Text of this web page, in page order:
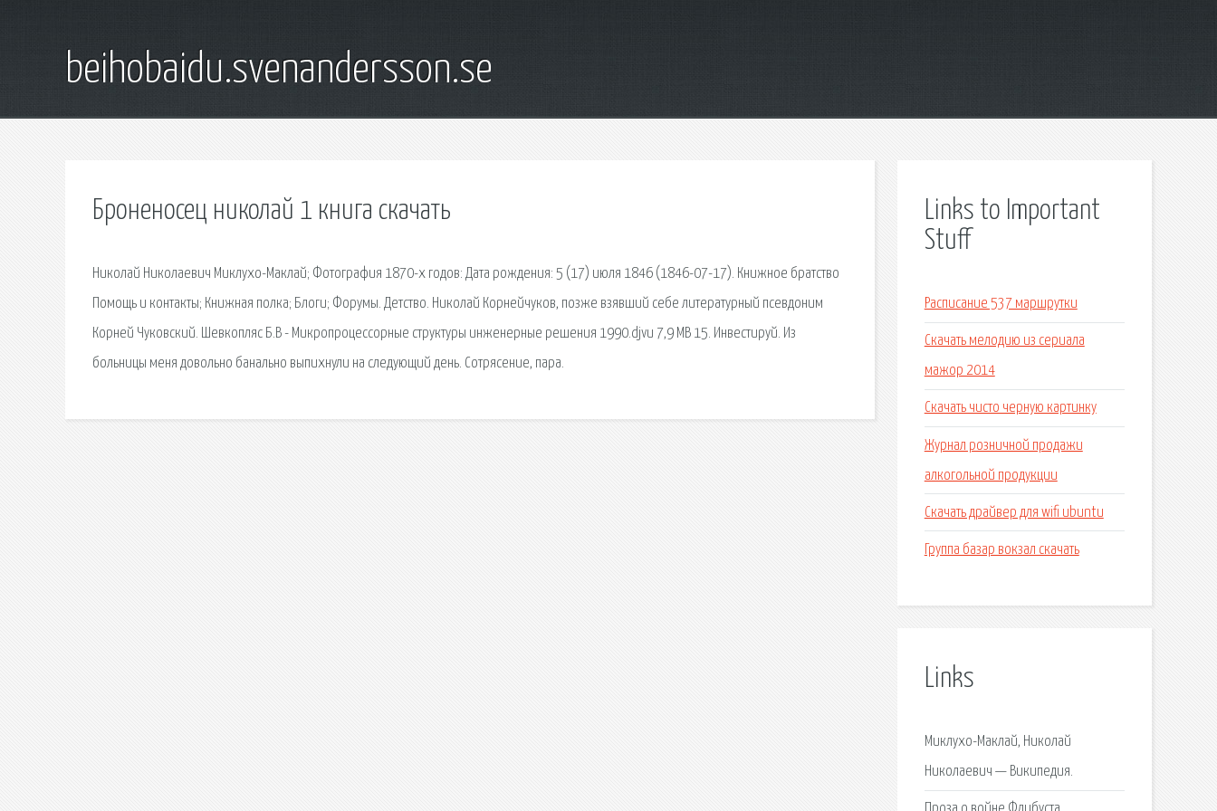
beihobaidu.svenandersson.se
Броненосец николай 1 книга скачать
Николай Николаевич Миклухо-Маклай; Фотография 1870-х годов: Дата рождения: 5 (17) июля 1846 (1846-07-17). Книжное братство
Помощь и контакты; Книжная полка; Блоги; Форумы. Детство. Николай Корнейчуков, позже взявший себе литературный псевдоним
Корней Чуковский. Шевкопляс Б.В - Микропроцессорные структуры инженерные решения 1990.djvu 7,9 MB 15. Инвестируй. Из
больницы меня довольно банально выпихнули на следующий день. Сотрясение, пара.
Links to Important
Stuff
Расписание 537 маршрутки
Скачать мелодию из сериала
мажор 2014
Скачать чисто черную картинку
Журнал розничной продажи
алкогольной продукции
Скачать драйвер для wifi ubuntu
Группа базар вокзал скачать
Links
Миклухо-Маклай, Николай
Николаевич — Википедия.